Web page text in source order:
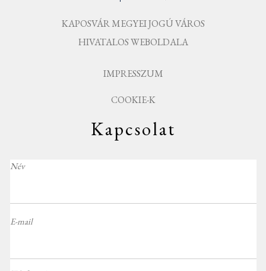
KAPOSVÁR MEGYEI JOGÚ VÁROS
HIVATALOS WEBOLDALA
IMPRESSZUM
COOKIE-K
Kapcsolat
Név
E-mail